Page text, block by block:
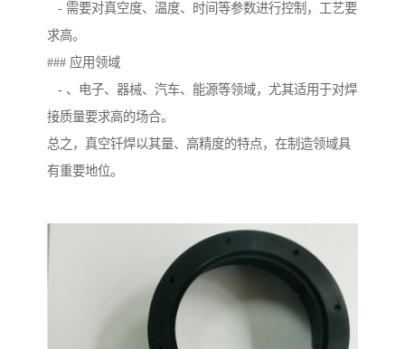
- 需要对真空度、温度、时间等参数进行控制，工艺要
求高。
### 应用领域
- 、电子、器械、汽车、能源等领域，尤其适用于对焊
接质量要求高的场合。
总之，真空钎焊以其量、高精度的特点，在制造领域具
有重要地位。